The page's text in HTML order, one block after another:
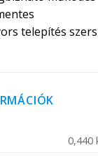
telepítés
0,440